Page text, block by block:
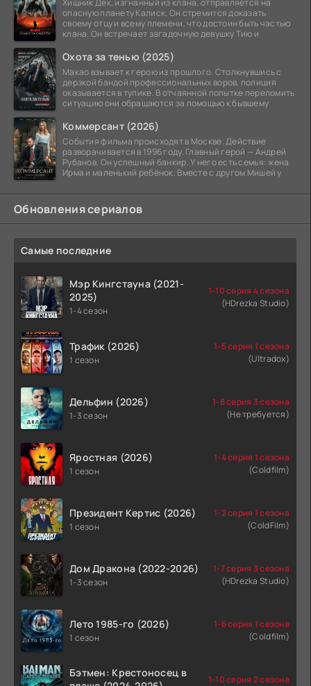
опасную планету Калиск. Он стремится доказать
своему отцу и всему племени, что достоин быть частью
клана. Он встречает загадочную девушку Тию и
Охота за тенью (2025)
Макао взывает к герою из прошлого. Столкнувшись с
дерзкой бандой профессиональных воров, полиция
оказывается в тупике. В отчаянной попытке переломить
ситуацию они обращаются за помощью к бывшему
Коммерсант (2026)
События фильма происходят в Москве. Действие
разворачивается в 1996 году. Главный герой — Андрей
Рубанов. Он успешный банкир. У него есть семья: жена
Ирма и маленький ребёнок. Вместе с другом Мишей у
Обновления сериалов
Самые последние
Мэр Кингстауна (2021-
2025)
1-4 сезон
1-10 серия 4 сезона
(HDrezka Studio)
Трафик (2026)
1 сезон
1-5 серия 1 сезона
(Ultradox)
Дельфин (2026)
1-3 сезон
1-8 серия 3 сезона
(Не требуется)
Яростная (2026)
1 сезон
1-4 серия 1 сезона
(Coldfilm)
Президент Кертис (2026)
1 сезон
1-2 серия 1 сезона
(ColdFilm)
Дом Дракона (2022-2026)
1-3 сезон
1-7 серия 3 сезона
(HDrezka Studio)
Лето 1985-го (2026)
1 сезон
1-6 серия 1 сезона
(Coldfilm)
Бэтмен: Крестоносец в
1-10 серия 2 сезона